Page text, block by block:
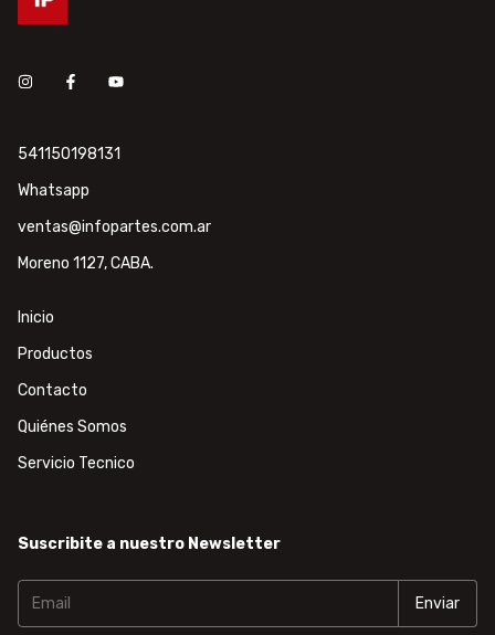
541150198131
Whatsapp
ventas@infopartes.com.ar
Moreno 1127, CABA.
Inicio
Productos
Contacto
Quiénes Somos
Servicio Tecnico
Suscribite a nuestro Newsletter